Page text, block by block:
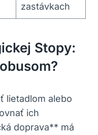
zastávkach
Stopy:
lietadlom alebo
ich
doprava** má